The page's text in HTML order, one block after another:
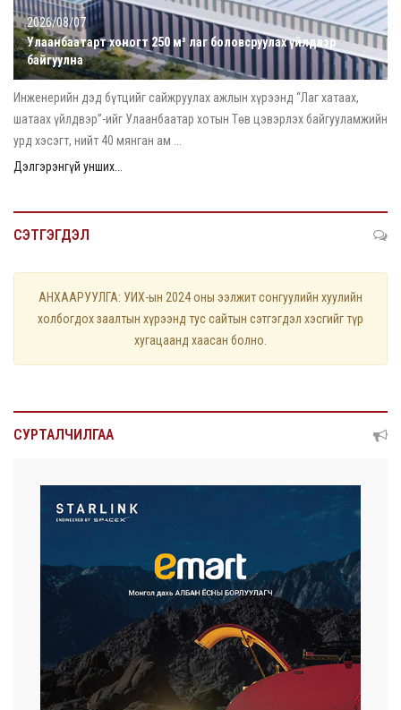
2026/08/07
Улаанбаатарт хоногт 250 м³ лаг боловсруулах үйлдвэр
байгуулна
Инженерийн дэд бүтцийг сайжруулах ажлын хүрээнд “Лаг хатаах,
шатаах үйлдвэр”-ийг Улаанбаатар хотын Төв цэвэрлэх байгууламжийн
урд хэсэгт, нийт 40 мянган ам ...
Дэлгэрэнгүй унших...
СЭТГЭГДЭЛ
АНХААРУУЛГА: УИХ-ын 2024 оны ээлжит сонгуулийн хуулийн
холбогдох заалтын хүрээнд тус сайтын сэтгэгдэл хэсгийг түр
хугацаанд хаасан болно.
СУРТАЛЧИЛГАА